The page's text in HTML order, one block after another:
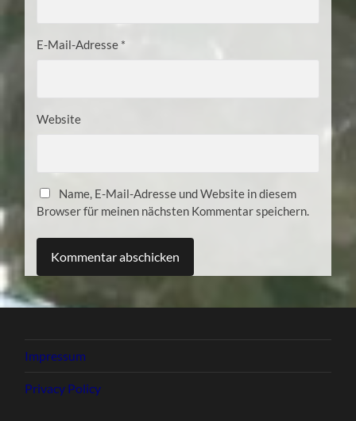
E-Mail-Adresse *
Website
Name, E-Mail-Adresse und Website in diesem
Browser für meinen nächsten Kommentar speichern.
Impressum
Privacy Policy